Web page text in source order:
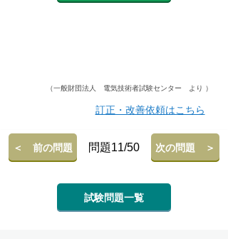
（一般財団法人 電気技術者試験センター より ）
訂正・改善依頼はこちら
＜ 前の問題 問題11/50 次の問題 ＞
試験問題一覧